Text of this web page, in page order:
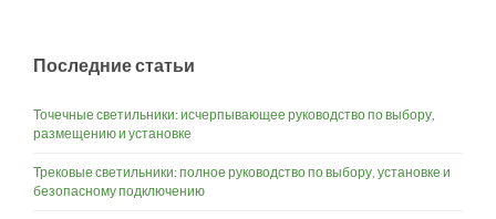
Последние статьи
Точечные светильники: исчерпывающее руководство по выбору,
размещению и установке
Трековые светильники: полное руководство по выбору, установке и
безопасному подключению